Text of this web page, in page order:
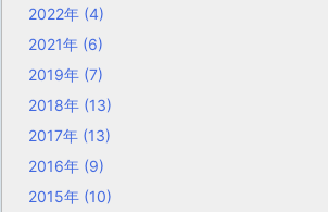
2022年 (4)
2021年 (6)
2019年 (7)
2018年 (13)
2017年 (13)
2016年 (9)
2015年 (10)